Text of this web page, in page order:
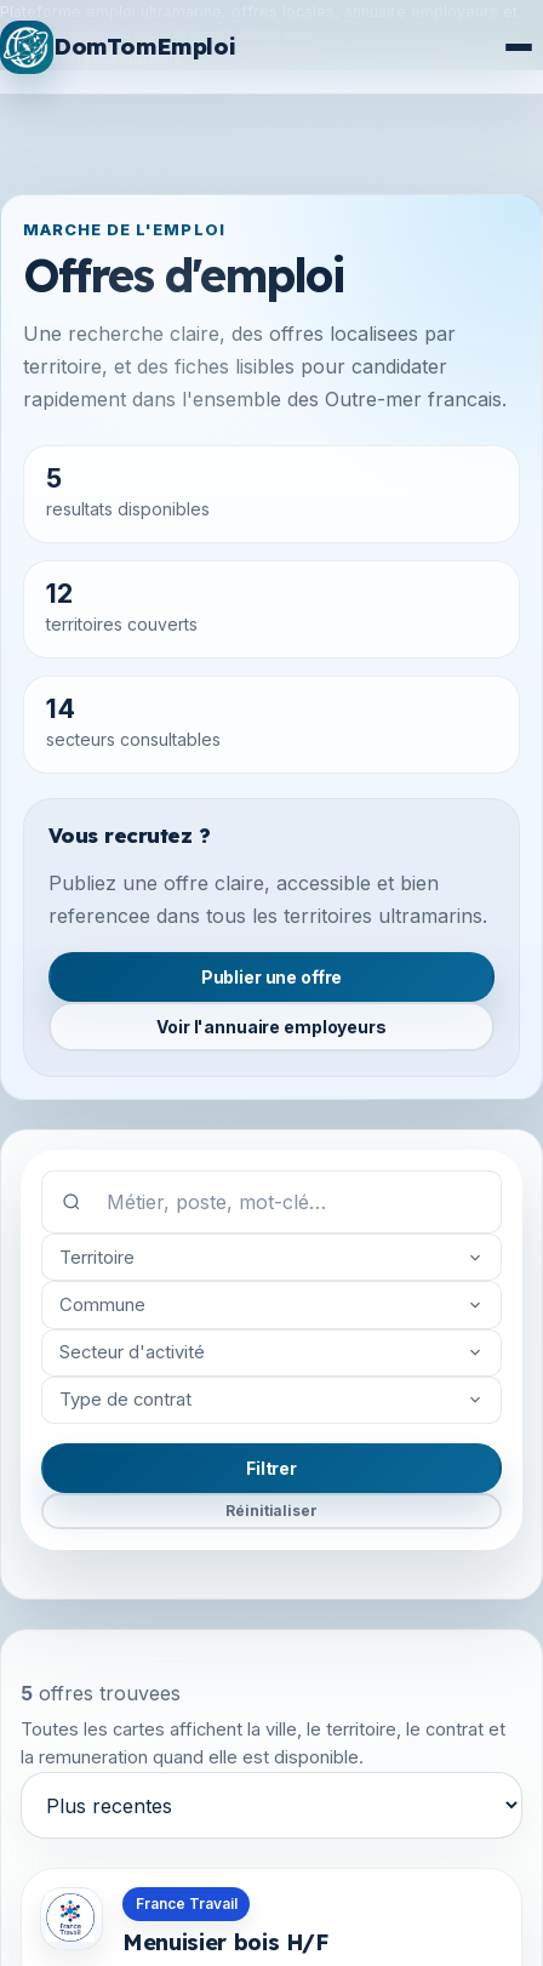
Plateforme emploi ultramarine, offres locales, annuaire employeurs et
synchronisation France Travail / Alternance.
Plan du siteFormations
DomTomEmploi
MARCHE DE L'EMPLOI
Offres d'emploi
Une recherche claire, des offres localisees par
territoire, et des fiches lisibles pour candidater
rapidement dans l'ensemble des Outre-mer francais.
5
resultats disponibles
12
territoires couverts
14
secteurs consultables
Vous recrutez ?
Publiez une offre claire, accessible et bien
referencee dans tous les territoires ultramarins.
Publier une offre
Voir l'annuaire employeurs
Territoire
Commune
Secteur d'activité
Type de contrat
Filtrer
Réinitialiser
5 offres trouvees
Toutes les cartes affichent la ville, le territoire, le contrat et
la remuneration quand elle est disponible.
Trier par
France Travail
Menuisier bois H/F
Offres en Martinique